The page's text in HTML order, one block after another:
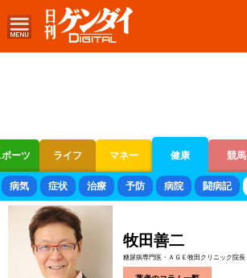
ーツ ライフ マネー 健康 競馬
ボートレース 競輪 オートレース
病気 症状 治療 予防 病院 闘病記
牧田善二
糖尿病専門医・ＡＧＥ牧田クリニック院長